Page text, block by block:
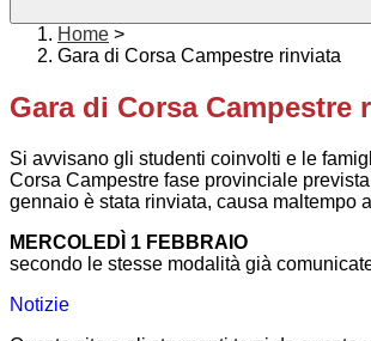
Home >
Gara di Corsa Campestre rinviata
Gara di Corsa Campestre
Si avvisano gli studenti coinvolti e le
Corsa Campestre fase provinciale
gennaio è stata rinviata, causa maltempo a
MERCOLEDÌ 1 FEBBRAIO
secondo le stesse modalità già
Notizie